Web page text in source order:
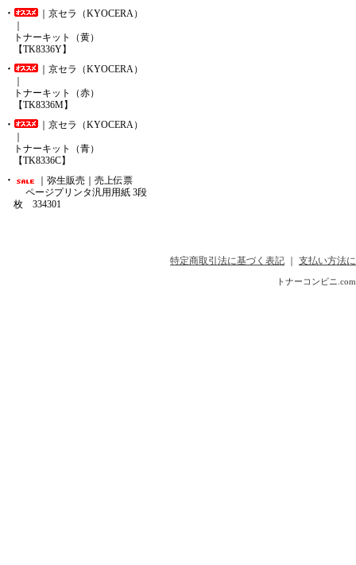
｜京セラ（KYOCERA）
トナーキット（黄）
【TK8336Y】
｜京セラ（KYOCERA）
トナーキット（赤）
【TK8336M】
｜京セラ（KYOCERA）
トナーキット（青）
【TK8336C】
｜弥生販売｜売上伝票
ページプリンタ汎用用紙 3段
枚 334301
特定商取引法に基づく表記 支払い方法
トナーコンビニ